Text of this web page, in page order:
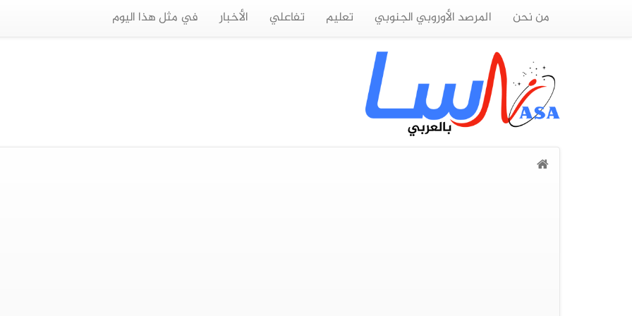
من نحن المرصد الأوروبي الجنوبي تعليم تفاعلي الأخبار في مثل هذا اليوم